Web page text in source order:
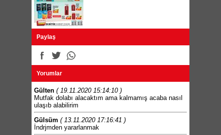
Paylaş
Yorumlar
Gülten ( 19.11.2020 15:14:10 )
Mutfak dolabı alacaktım ama kalmamış acaba nasıl
ulaşıb alabilirim
Gülsüm ( 13.11.2020 17:16:41 )
İndrjmden yararlanmak